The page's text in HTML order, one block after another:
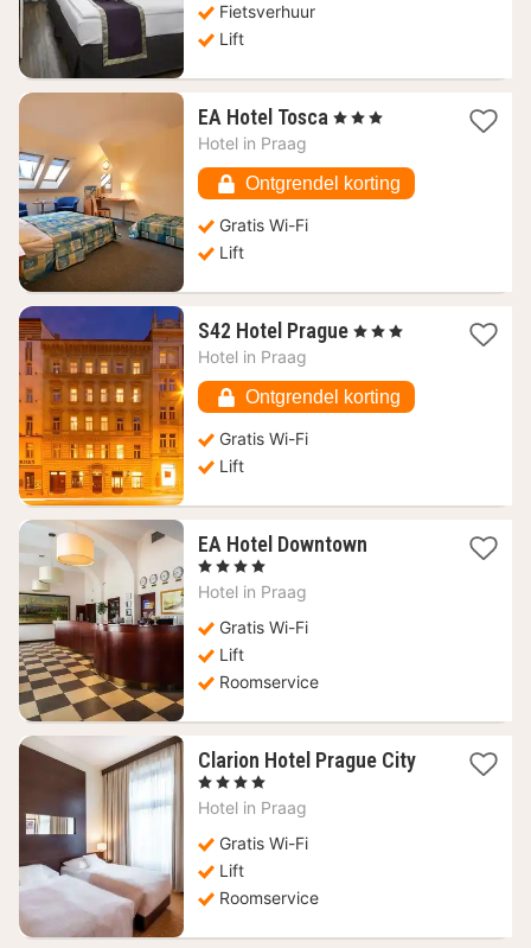
Fietsverhuur
Lift
EA Hotel Tosca 1
49
€
, 3 Sterren
Hotel in Praag
Ontgrendel korting
Gratis Wi-Fi
Lift
S42 Hotel Prague 1
88,94
€
, 3 Sterren
Hotel in Praag
Ontgrendel korting
Gratis Wi-Fi
Lift
EA Hotel Downtown1
, 4 Sterren
Hotel in Praag
Gratis Wi-Fi
Lift
Roomservice
Clarion Hotel Prague City1
, 4 Sterren
Hotel in Praag
Gratis Wi-Fi
Lift
Roomservice